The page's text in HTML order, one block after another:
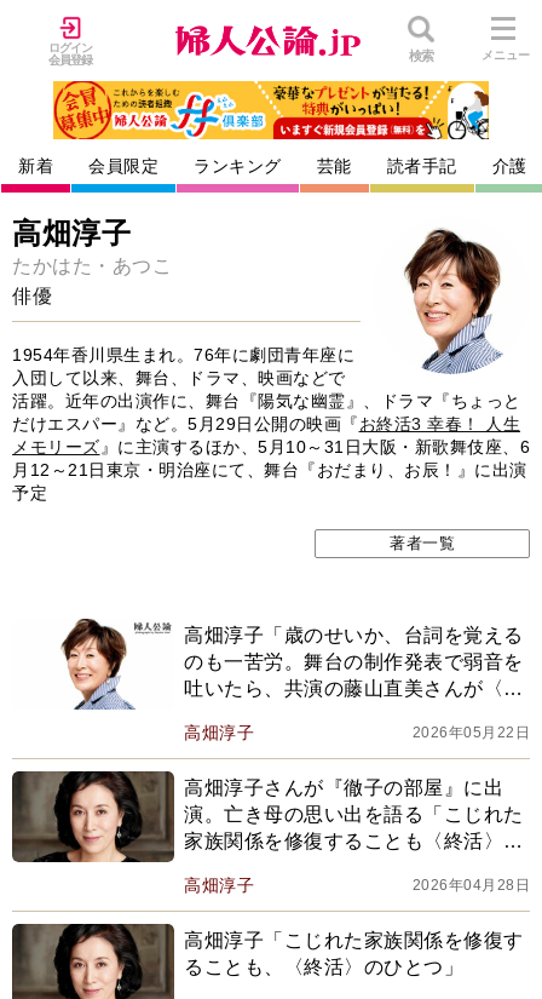
ログイン
会員登録
検索 メニュー
新着 会員限定 ランキング 芸能 読者手記 介護
高畑淳子
たかはた・あつこ
俳優
1954年香川県生まれ。76年に劇団青年座に
入団して以来、舞台、ドラマ、映画などで
活躍。近年の出演作に、舞台『陽気な幽霊』、ドラマ『ちょっと
だけエスパー』など。5月29日公開の映画『お終活3 幸春！ 人生
メモリーズ 』に主演するほか、5月10～31日大阪・新歌舞伎座、6
月12～21日東京・明治座にて、舞台『おだまり、お辰！』に出演
予定
著者一覧
高畑淳子「歳のせいか、台詞を覚える
のも一苦労。舞台の制作発表で弱音を
吐いたら、共演の藤山直美さんが〈生
高畑淳子 2026年05月22日
高畑淳子さんが『徹子の部屋』に出
演。亡き母の思い出を語る「こじれた
家族関係を修復することも〈終活〉の
高畑淳子 2026年04月28日
高畑淳子「こじれた家族関係を修復す
ることも、〈終活〉のひとつ」